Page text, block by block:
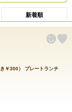
新着順
￥300） プレートランチ